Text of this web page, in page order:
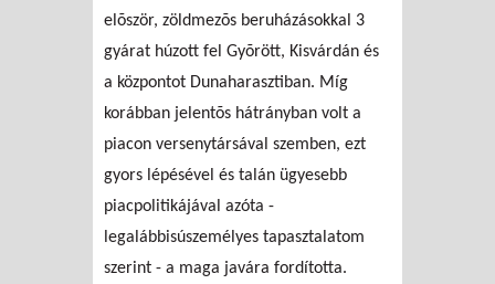
elõször, zöldmezõs beruházásokkal 3
gyárat húzott fel Gyõrött, Kisvárdán és
a központot Dunaharasztiban. Míg
korábban jelentõs hátrányban volt a
piacon versenytársával szemben, ezt
gyors lépésével és talán ügyesebb
piacpolitikájával azóta -
legalábbisúszemélyes tapasztalatom
szerint - a maga javára fordította.